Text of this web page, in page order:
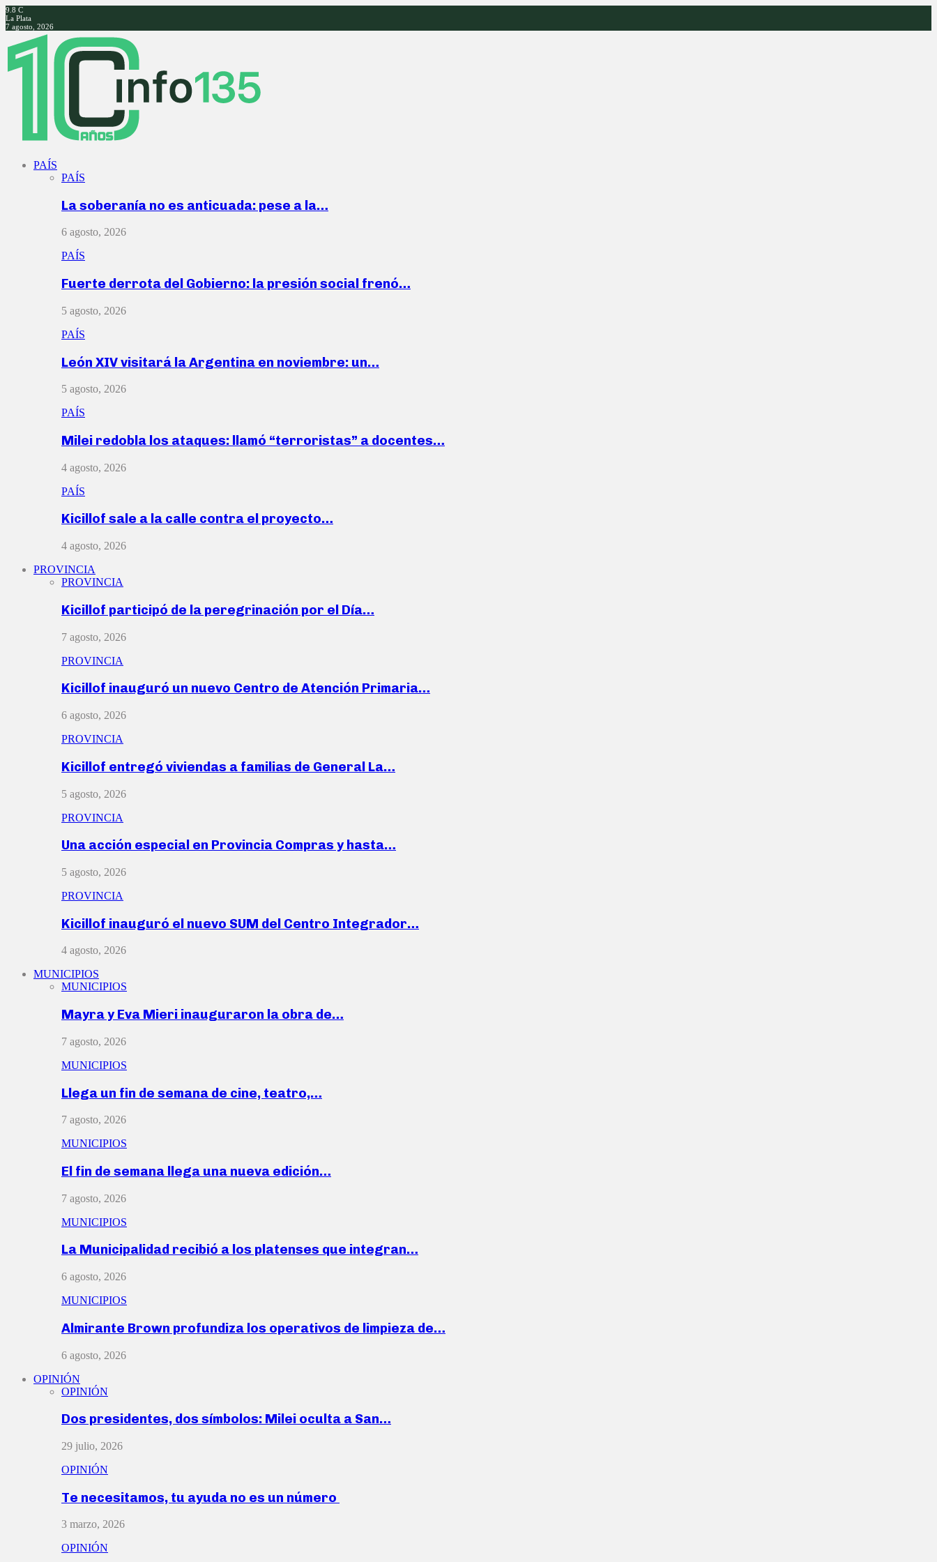
9.8 C
La Plata
7 agosto, 2026
Facebook
Twitter
Instagram
Youtube
PAÍS
PAÍS
La soberanía no es anticuada: pese a la…
6 agosto, 2026
PAÍS
Fuerte derrota del Gobierno: la presión social frenó…
5 agosto, 2026
PAÍS
León XIV visitará la Argentina en noviembre: un…
5 agosto, 2026
PAÍS
Milei redobla los ataques: llamó “terroristas” a docentes…
4 agosto, 2026
PAÍS
Kicillof sale a la calle contra el proyecto…
4 agosto, 2026
PROVINCIA
PROVINCIA
Kicillof participó de la peregrinación por el Día…
7 agosto, 2026
PROVINCIA
Kicillof inauguró un nuevo Centro de Atención Primaria…
6 agosto, 2026
PROVINCIA
Kicillof entregó viviendas a familias de General La…
5 agosto, 2026
PROVINCIA
Una acción especial en Provincia Compras y hasta…
5 agosto, 2026
PROVINCIA
Kicillof inauguró el nuevo SUM del Centro Integrador…
4 agosto, 2026
MUNICIPIOS
MUNICIPIOS
Mayra y Eva Mieri inauguraron la obra de…
7 agosto, 2026
MUNICIPIOS
Llega un fin de semana de cine, teatro,…
7 agosto, 2026
MUNICIPIOS
El fin de semana llega una nueva edición…
7 agosto, 2026
MUNICIPIOS
La Municipalidad recibió a los platenses que integran…
6 agosto, 2026
MUNICIPIOS
Almirante Brown profundiza los operativos de limpieza de…
6 agosto, 2026
OPINIÓN
OPINIÓN
Dos presidentes, dos símbolos: Milei oculta a San…
29 julio, 2026
OPINIÓN
Te necesitamos, tu ayuda no es un número
3 marzo, 2026
OPINIÓN